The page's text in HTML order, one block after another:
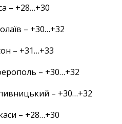
– +28…+30
– +30…+32
– +31…+33
– +30…+32
– +30…+32
– +28…+30